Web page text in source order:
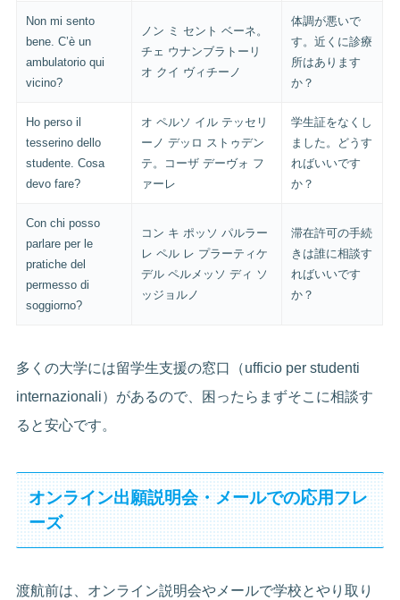
Non mi sento
bene. C’è un
ambulatorio qui
vicino?
ノン ミ セント ベーネ。
チェ ウナンブラトーリ
オ クイ ヴィチーノ
体調が悪いで
す。近くに診療
所はあります
か？
Ho perso il
tesserino dello
studente. Cosa
devo fare?
オ ペルソ イル テッセリ
ーノ デッロ ストゥデン
テ。コーザ デーヴォ フ
ァーレ
学生証をなくし
ました。どうす
ればいいです
か？
Con chi posso
parlare per le
pratiche del
permesso di
soggiorno?
コン キ ポッソ パルラー
レ ペル レ プラーティケ
デル ペルメッソ ディ ソ
ッジョルノ
滞在許可の手続
きは誰に相談す
ればいいです
か？
多くの大学には留学生支援の窓口（ufficio per studenti
internazionali）があるので、困ったらまずそこに相談す
ると安心です。
オンライン出願説明会・メールでの応用フレ
ーズ
渡航前は、オンライン説明会やメールで学校とやり取り